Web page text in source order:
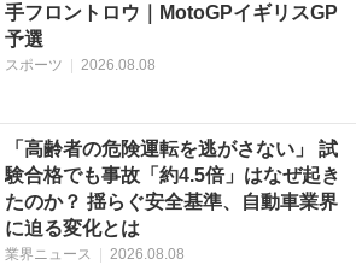
手フロントロウ｜MotoGPイギリスGP
予選
スポーツ | 2026.08.08
「高齢者の危険運転を逃がさない」 試
験合格でも事故「約4.5倍」はなぜ起き
たのか？ 揺らぐ安全基準、自動車業界
に迫る変化とは
業界ニュース 2026.08.08